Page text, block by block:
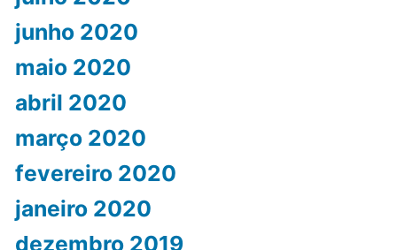
junho 2020
maio 2020
abril 2020
março 2020
fevereiro 2020
janeiro 2020
dezembro 2019